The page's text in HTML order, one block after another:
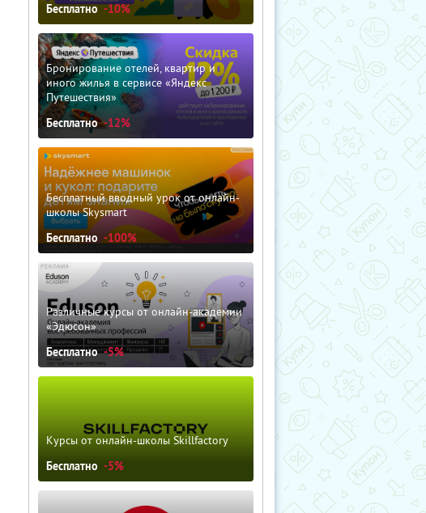
Бесплатно -10%
Бронирование отелей, квартир и
иного жилья в сервисе «Яндекс
Путешествия»
Бесплатно -12%
Бесплатный вводный урок от онлайн-
школы Skysmart
Бесплатно -100%
Различные курсы от онлайн-академии
«Эдюсон»
Бесплатно -5%
Курсы от онлайн-школы Skillfactory
Бесплатно -5%